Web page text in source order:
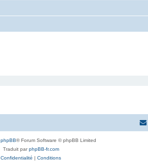
phpBB® Forum Software © phpBB Limited
Traduit parphpBB-fr.com
Confidentialité | Conditions